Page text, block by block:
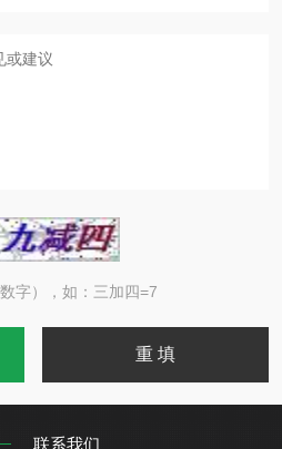
字），如：三加四=7
联系我们